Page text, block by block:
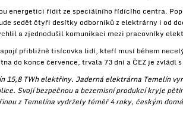
energetici řídit ze speciálního řídícího centra.
sedět čtyři desítky odborníků z elektrárny i od
a zjednodušil komunikaci mezi pracovníky
přibližně tisícovka lidí, kteří musí během
do konce července, trvala 73 dní a ČEZ je zvládl
15,8 TWh elektřiny. Jaderná elektrárna Temelín
Svojí bezpečnou a bezemisní produkcí kryje
z Temelína vydržely téměř 4 roky, českým